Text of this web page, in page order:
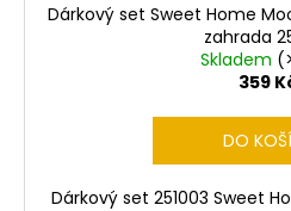
Dárkový set Sweet Home
zahrada
Skladem
359
DO
Dárkový set 251003 Sweet